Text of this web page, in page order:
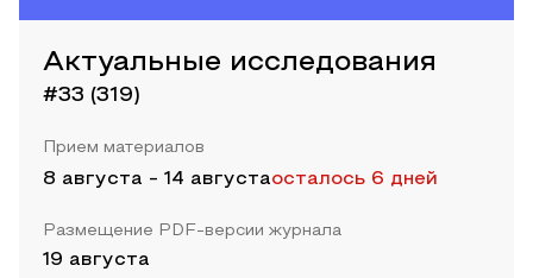
Актуальные исследования
#33 (319)
Прием материалов
8 августа - 14 августаосталось 6 дней
Размещение PDF-версии журнала
19 августа